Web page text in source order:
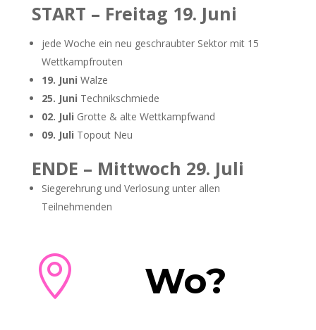
START – Freitag 19. Juni
jede Woche ein neu geschraubter Sektor mit 15
Wettkampfrouten
19. Juni Walze
25. Juni Technikschmiede
02. Juli Grotte & alte Wettkampfwand
09. Juli Topout Neu
ENDE – Mittwoch 29. Juli
Siegerehrung und Verlosung unter allen
Teilnehmenden
 Wo?